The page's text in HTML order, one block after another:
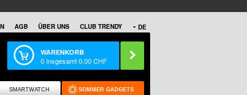
DE
AGB ÜBER UNS CLUB TRENDY
WARENKORB
0 Insgesamt0,00CHF
SMARTWATCH SOMMER GADGETS